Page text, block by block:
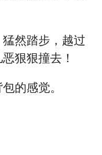
然踏步，越过
狠狠撞去！
的感觉。